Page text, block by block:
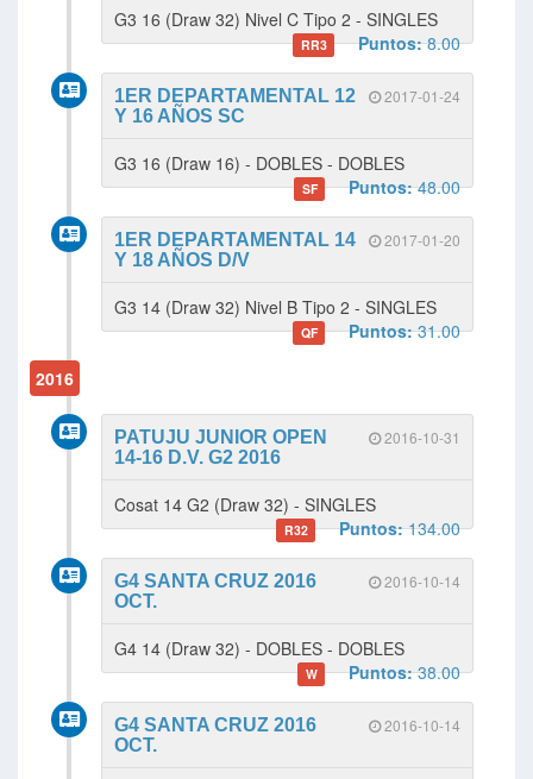
G3 16 (Draw 32) Nivel C Tipo 2 - SINGLES
RR3 Puntos:8.00
2017-01-24
1ER DEPARTAMENTAL 12
Y 16 AÑOS SC
G3 16 (Draw 16) - DOBLES - DOBLES
SF Puntos:48.00
2017-01-20
1ER DEPARTAMENTAL 14
Y 18 AÑOS D/V
G3 14 (Draw 32) Nivel B Tipo 2 - SINGLES
QF Puntos:31.00
2016
2016-10-31
PATUJU JUNIOR OPEN
14-16 D.V. G2 2016
Cosat 14 G2 (Draw 32) - SINGLES
R32 Puntos:134.00
2016-10-14
G4 SANTA CRUZ 2016
OCT.
G4 14 (Draw 32) - DOBLES - DOBLES
W Puntos:38.00
2016-10-14
G4 SANTA CRUZ 2016
OCT.